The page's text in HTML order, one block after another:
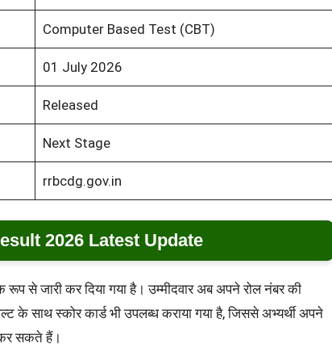
Computer Based Test (CBT)
01 July 2026
Released
Next Stage
rrbcdg.gov.in
2026 Latest Update
रूप से जारी कर दिया गया है। उम्मीदवार अब अपने रोल नंबर की
साथ स्कोर कार्ड भी उपलब्ध कराया गया है, जिससे अभ्यर्थी अपने
कर सकते हैं।